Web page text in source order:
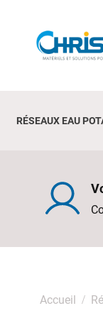
RÉSEAUX EAU
Accueil